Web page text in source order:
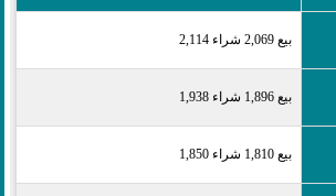
بيع 2,069 شراء 2,114
بيع 1,896 شراء 1,938
بيع 1,810 شراء 1,850